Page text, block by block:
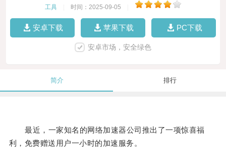
工具 时间：2025-09-05
安卓下载 苹果下载 PC下载
安卓市场，安全绿色
简介 排行
最近，一家知名的网络加速器公司推出了一项惊喜福
利，免费赠送用户一小时的加速服务。